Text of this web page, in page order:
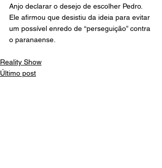
Anjo declarar o desejo de escolher Pedro.
Ele afirmou que desistiu da ideia para evitar
um possível enredo de “perseguição” contra
o paranaense.
Reality Show
Último post